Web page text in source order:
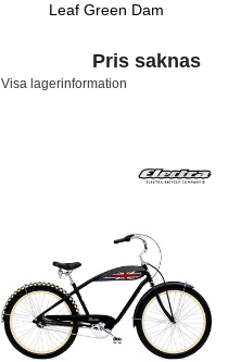
Leaf Green Dam
Pris saknas
Visa lagerinformation